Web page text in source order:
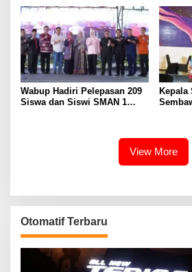
Eselon III
Wabup Hadiri Pelepasan 209
Siswa dan Siswi SMAN 1
Kepala
Sembawa,
View More
Otomatif Terbaru